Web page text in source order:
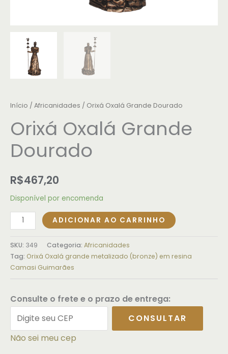
Início / Africanidades / Orixá Oxalá Grande Dourado
Orixá Oxalá Grande
Dourado
R$467,20
Disponível por encomenda
ADICIONAR AO CARRINHO
SKU: 349 Categoria: Africanidades
Tag: Orixá Oxalá grande metalizado (bronze) em resina
Camasi Guimarães
Consulte o frete e o prazo de entrega:
CONSULTAR
Não sei meu cep